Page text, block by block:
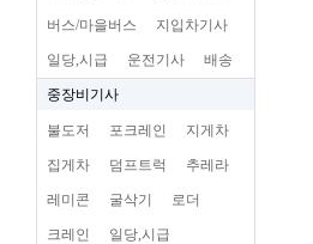
버스/마을버스 지입차기사
일당,시급 운전기사 배송
중장비기사
불도저 포크레인 지게차
집게차 덤프트럭 추레라
레미콘 굴삭기 로더
크레인 일당,시급